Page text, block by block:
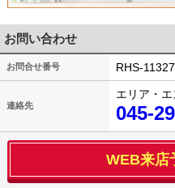
お問い合わせ
お問合せ番号 RHS-
連絡先
エリア・
045-
WEB来店